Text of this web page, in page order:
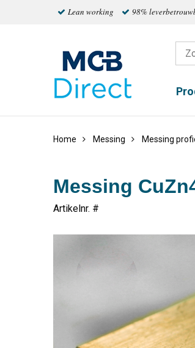
Lean working 98%
Home Messing Messing
Messing
Artikelnr. #